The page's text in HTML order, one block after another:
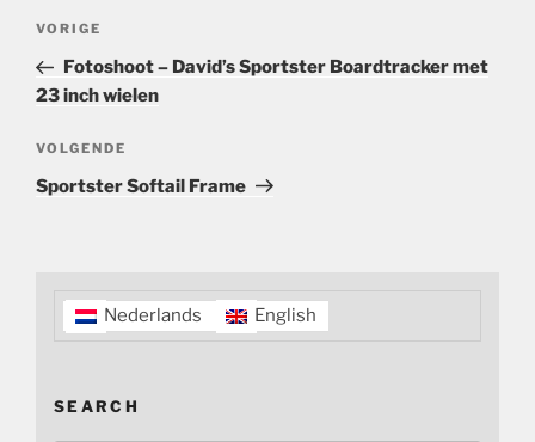
Bericht
Vorig
bericht
VORIGE
Fotoshoot – David’s Sportster Boardtracker met
23 inch wielen
Volgend
bericht
VOLGENDE
Sportster Softail Frame
Nederlands English
SEARCH